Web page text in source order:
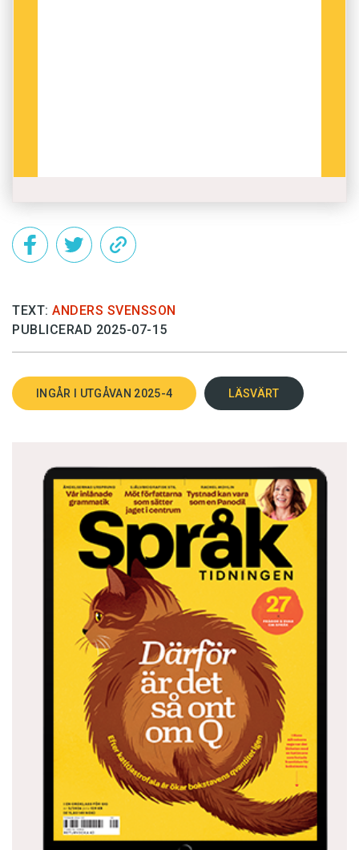
TEXT: ANDERS SVENSSON
PUBLICERAD 2025-07-15
INGÅR I UTGÅVAN 2025-4 LÄSVÄRT